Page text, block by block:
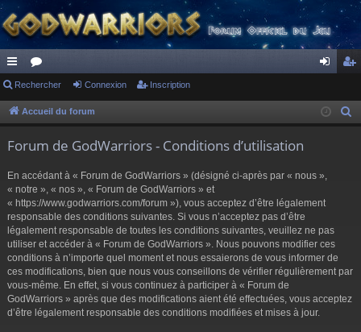
ac
co
s
or
u ne cri
Rechercher Connexion Inscription
Accueil du forum
Forum de GodWarriors - Conditions d’utilisation
En accédant à « Forum de GodWarriors » (désigné ci-après par « nous »,
« notre », « nos », « Forum de GodWarriors » et
« https://www.godwarriors.com/forum »), vous acceptez d’être légalement
responsable des conditions suivantes. Si vous n’acceptez pas d’être
légalement responsable de toutes les conditions suivantes, veuillez ne pas
utiliser et accéder à « Forum de GodWarriors ». Nous pouvons modifier ces
conditions à n’importe quel moment et nous essaierons de vous informer de
ces modifications, bien que nous vous conseillons de vérifier régulièrement par
vous-même. En effet, si vous continuez à participer à « Forum de
GodWarriors » après que des modifications aient été effectuées, vous acceptez
d’être légalement responsable des conditions modifiées et mises à jour.